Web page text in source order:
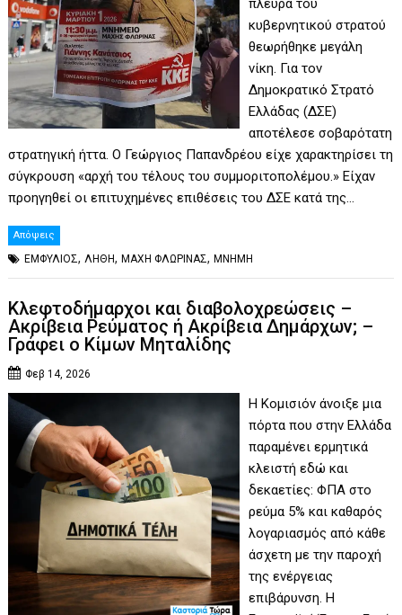
πλευρά του
κυβερνητικού στρατού
θεωρήθηκε μεγάλη
νίκη. Για τον
Δημοκρατικό Στρατό
Ελλάδας (ΔΣΕ)
αποτέλεσε σοβαρότατη
στρατηγική ήττα. Ο Γεώργιος Παπανδρέου είχε χαρακτηρίσει τη
σύγκρουση «αρχή του τέλους του συμμοριτοπολέμου.» Είχαν
προηγηθεί οι επιτυχημένες επιθέσεις του ΔΣΕ κατά της…
Απόψεις
ΕΜΦΥΛΙΟΣ,ΛΗΘΗ,ΜΑΧΗ ΦΛΩΡΙΝΑΣ,ΜΝΗΜΗ
Κλεφτοδήμαρχοι και διαβολοχρεώσεις –
Ακρίβεια Ρεύματος ή Ακρίβεια Δημάρχων; –
Γράφει ο Κίμων Μηταλίδης
Φεβ 14, 2026
Η Κομισιόν άνοιξε μια
πόρτα που στην Ελλάδα
παραμένει ερμητικά
κλειστή εδώ και
δεκαετίες: ΦΠΑ στο
ρεύμα 5% και καθαρός
λογαριασμός από κάθε
άσχετη με την παροχή
της ενέργειας
επιβάρυνση. Η